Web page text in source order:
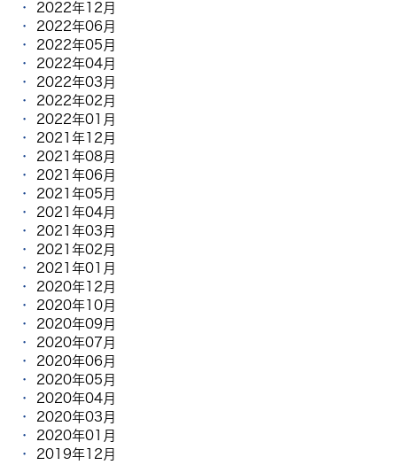
2022年12月
2022年06月
2022年05月
2022年04月
2022年03月
2022年02月
2022年01月
2021年12月
2021年08月
2021年06月
2021年05月
2021年04月
2021年03月
2021年02月
2021年01月
2020年12月
2020年10月
2020年09月
2020年07月
2020年06月
2020年05月
2020年04月
2020年03月
2020年01月
2019年12月